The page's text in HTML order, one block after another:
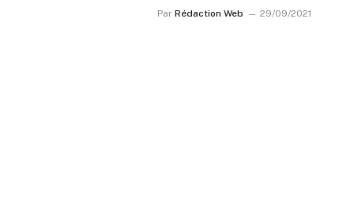
Par Rédaction Web 29/09/2021